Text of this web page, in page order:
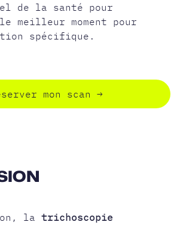
de la santé pour
meilleur moment pour
spécifique.
mon scan →
latrichoscopie